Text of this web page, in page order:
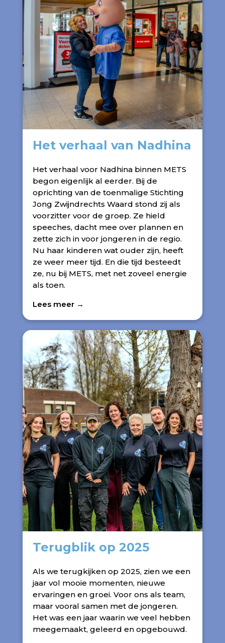
Het verhaal van Nadhina
Het verhaal voor Nadhina binnen METS
begon eigenlijk al eerder. Bij de
oprichting van de toenmalige Stichting
Jong Zwijndrechts Waard stond zij als
voorzitter voor de groep. Ze hield
speeches, dacht mee over plannen en
zette zich in voor jongeren in de regio.
Nu haar kinderen wat ouder zijn, heeft
ze weer meer tijd. En die tijd besteedt
ze, nu bij METS, met net zoveel energie
als toen.
Lees meer →
Terugblik op 2025
Als we terugkijken op 2025, zien we een
jaar vol mooie momenten, nieuwe
ervaringen en groei. Voor ons als team,
maar vooral samen met de jongeren.
Het was een jaar waarin we veel hebben
meegemaakt, geleerd en opgebouwd.